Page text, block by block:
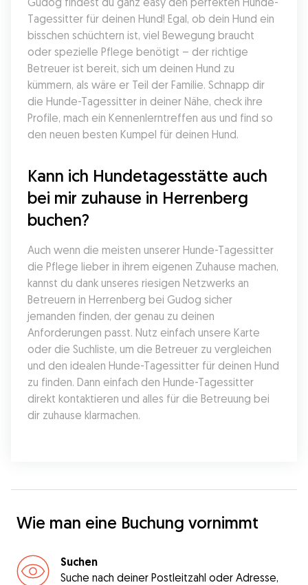
Tagessitter für deinen Hund! Egal, ob dein Hund ein
bisschen schüchtern ist, viel Bewegung braucht
oder spezielle Pflege benötigt – der richtige
Betreuer ist bereit, sich um deinen Hund zu
kümmern, als wäre er Teil der Familie. Schnapp dir
die Hunde-Tagessitter in deiner Nähe, check ihre
Profile, mach ein Kennenlerntreffen aus und find so
den neuen besten Kumpel für deinen Hund.
Kann ich Hundetagesstätte auch
bei mir zuhause in Herrenberg
buchen?
Auch wenn die meisten unserer Hunde-Tagessitter
die Pflege lieber in ihrem eigenen Zuhause machen,
kannst du dank unseres riesigen Netzwerks an
Betreuern in Herrenberg bei Gudog sicher
jemanden finden, der genau zu deinen
Anforderungen passt. Nutz einfach unsere Karte
oder die Suchliste, um die Betreuer zu vergleichen
und den idealen Hunde-Tagessitter für deinen Hund
zu finden. Dann einfach den Hunde-Tagessitter
direkt kontaktieren und alles für die Betreuung bei
dir zuhause klarmachen.
Wie man eine Buchung vornimmt
Suchen
Suche nach deiner Postleitzahl oder Adresse,